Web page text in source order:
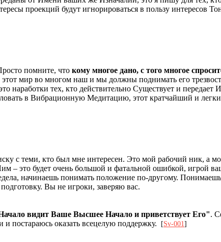
проекций будут игнорироваться в пользу интересов
помните, что кому многое дано, с того многое
мир во многом наш и мы должны поднимать его
наработки тех, кто действительно Существует и
в Вибрационную Медитацию, этот кратчайший и
с теми, кто был мне интересен. Это мой рабочий ник, а
– это будет очень большой и фатальной ошибкой, игрой
начинаешь понимать положение по-другому.
Вы не игроки, заверяю вас.
видит Ваше Высшее Начало и приветствует Его".
постараюсь оказать всецелую поддержку.
[Sv-001 ]